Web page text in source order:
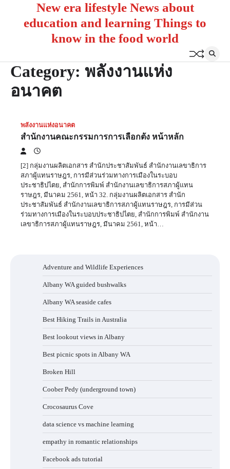
New era lifestyle News about
education and learning Things to
know in the food world
Category: พลังงานแห่ง
อนาคต
พลังงานแห่งอนาคต
สำนักงานคณะกรรมการการเลือกตั้ง หน้าหลัก
[2] กลุ่มงานผลิตเอกสาร สำนักประชาสัมพันธ์ สำนักงานเลขาธิการ
สภาผู้แทนราษฎร, การมีส่วนร่วมทางการเมืองในระบอบ
ประชาธิปไตย, สำนักการพิมพ์ สำนักงานเลขาธิการสภาผู้แทน
ราษฎร, มีนาคม 2561, หน้า 32. กลุ่มงานผลิตเอกสาร สำนัก
ประชาสัมพันธ์ สำนักงานเลขาธิการสภาผู้แทนราษฎร, การมีส่วน
ร่วมทางการเมืองในระบอบประชาธิปไตย, สำนักการพิมพ์ สำนักงาน
เลขาธิการสภาผู้แทนราษฎร, มีนาคม 2561, หน้า…
Adventure and Wildlife Experiences
Albany WA guided bushwalks
Albany WA seaside cafes
Best Hiking Trails in Australia
Best lookout views in Albany
Best picnic spots in Albany WA
Broken Hill
Coober Pedy (underground town)
Crocosaurus Cove
data science vs machine learning
empathy in romantic relationships
Facebook ads tutorial